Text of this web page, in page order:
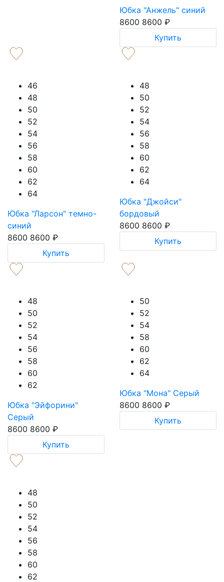
Юбка "Анжель" синий
8600 8600 ₽
Купить
46
48
50
52
54
56
58
60
62
64
Юбка "Ларсон" темно-
синий
8600 8600 ₽
Купить
48
50
52
54
56
58
60
62
64
Юбка "Джойси"
бордовый
8600 8600 ₽
Купить
48
50
52
54
56
58
60
62
Юбка "Эйфорини"
Серый
8600 8600 ₽
Купить
50
52
54
58
60
62
64
Юбка "Мона" Серый
8600 8600 ₽
Купить
48
50
52
54
56
58
60
62